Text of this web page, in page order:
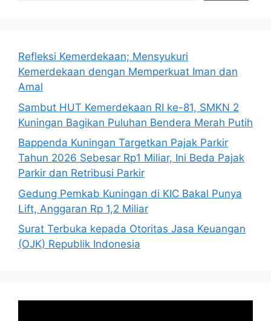
Refleksi Kemerdekaan; Mensyukuri
Kemerdekaan dengan Memperkuat Iman dan
Amal
Sambut HUT Kemerdekaan RI ke-81, SMKN 2
Kuningan Bagikan Puluhan Bendera Merah Putih
Bappenda Kuningan Targetkan Pajak Parkir
Tahun 2026 Sebesar Rp1 Miliar, Ini Beda Pajak
Parkir dan Retribusi Parkir
Gedung Pemkab Kuningan di KIC Bakal Punya
Lift, Anggaran Rp 1,2 Miliar
Surat Terbuka kepada Otoritas Jasa Keuangan
(OJK) Republik Indonesia